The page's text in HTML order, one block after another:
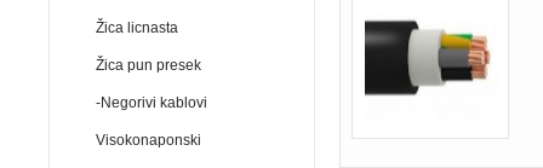
Žica licnasta
Žica pun presek
-Negorivi kablovi
Visokonaponski